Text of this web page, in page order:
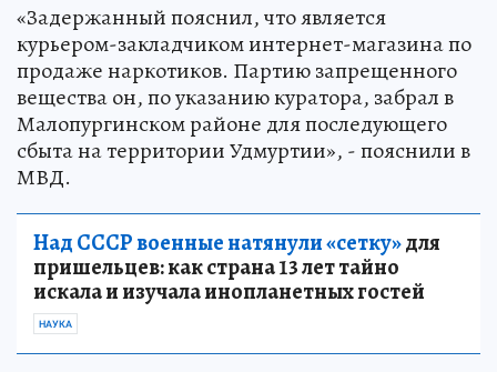
«Задержанный пояснил, что является
курьером-закладчиком интернет-магазина по
продаже наркотиков. Партию запрещенного
вещества он, по указанию куратора, забрал в
Малопургинском районе для последующего
сбыта на территории Удмуртии», - пояснили в
МВД.
Над СССР военные натянули «сетку»для
пришельцев: как страна 13 лет тайно
искала и изучала инопланетных гостей
НАУКА